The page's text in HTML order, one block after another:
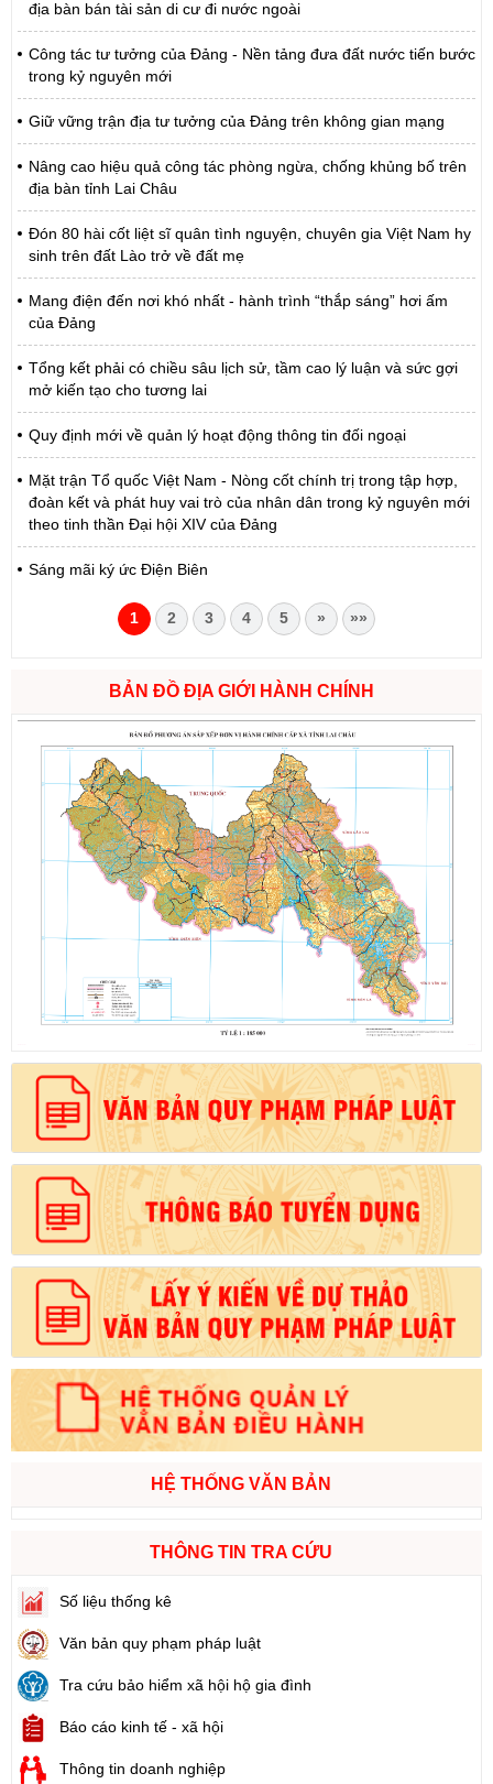
địa bàn bán tài sản di cư đi nước ngoài
Công tác tư tưởng của Đảng - Nền tảng đưa đất nước tiến bước
trong kỷ nguyên mới
Giữ vững trận địa tư tưởng của Đảng trên không gian mạng
Nâng cao hiệu quả công tác phòng ngừa, chống khủng bố trên
địa bàn tỉnh Lai Châu
Đón 80 hài cốt liệt sĩ quân tình nguyện, chuyên gia Việt Nam hy
sinh trên đất Lào trở về đất mẹ
Mang điện đến nơi khó nhất - hành trình “thắp sáng” hơi ấm
của Đảng
Tổng kết phải có chiều sâu lịch sử, tầm cao lý luận và sức gợi
mở kiến tạo cho tương lai
Quy định mới về quản lý hoạt động thông tin đối ngoại
Mặt trận Tổ quốc Việt Nam - Nòng cốt chính trị trong tập hợp,
đoàn kết và phát huy vai trò của nhân dân trong kỷ nguyên mới
theo tinh thần Đại hội XIV của Đảng
Sáng mãi ký ức Điện Biên
1 2 3 4 5 » »»
BẢN ĐỒ ĐỊA GIỚI HÀNH CHÍNH
HỆ THỐNG VĂN BẢN
THÔNG TIN TRA CỨU
Số liệu thống kê
Văn bản quy phạm pháp luật
Tra cứu bảo hiểm xã hội hộ gia đình
Báo cáo kinh tế - xã hội
Thông tin doanh nghiệp